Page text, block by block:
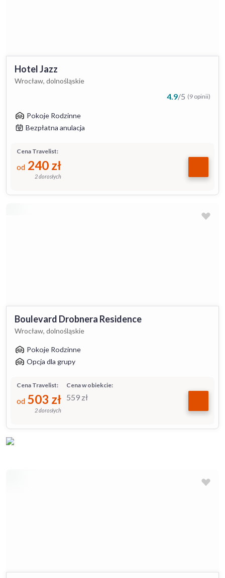
Hotel Jazz
Wrocław, dolnośląskie
4.9/5 (9 opinii)
Pokoje Rodzinne
Bezpłatna anulacja
Cena Travelist:
od 240 zł
2 dorosłych
Boulevard Drobnera Residence
Wrocław, dolnośląskie
Pokoje Rodzinne
Opcja dla grupy
Cena w obiekcie:
559 zł
Cena Travelist:
od 503 zł
2 dorosłych